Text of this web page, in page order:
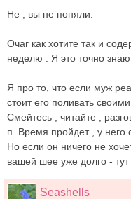
Не , вы не поняли.
Очаг как хотите так и
неделю . Я это точно знаю.
Я про то, что если муж
стоит его поливать
Смейтесь , читайте ,
п. Время пройдет , у него
Но если он ничего не
вашей шее уже долго - тут
Seashells